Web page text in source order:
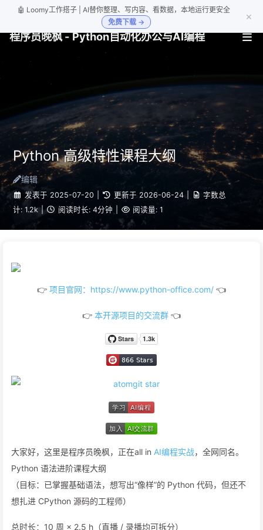
🤖 Loomy工作搭子 | AI替你整理、写内容、看数据，本地运行更安全
免费下载 →
×
程序员晚枫 - Python自动化办公与AI编程
Python 高级特性课程大纲
编辑
发表于 2025-07-20 更新于 2026-06-24
字数总
计: 1.2k | 阅读时长: 4分钟 阅读量: 1
👉 项目官网：https://www.python-office.com/ 👈
👉 本开源项目的交流群 👈
大家好，这里是程序员晚枫，正在all in AI编程实战，全网同名。
Python 语法进阶课程大纲
（目标：已掌握基础语法，想写出“像样”的 Python 代码，但还不
想扎进 CPython 源码的工程师）
总时长：10 周 × 2.5 h（直播 / 录播均可拆分）